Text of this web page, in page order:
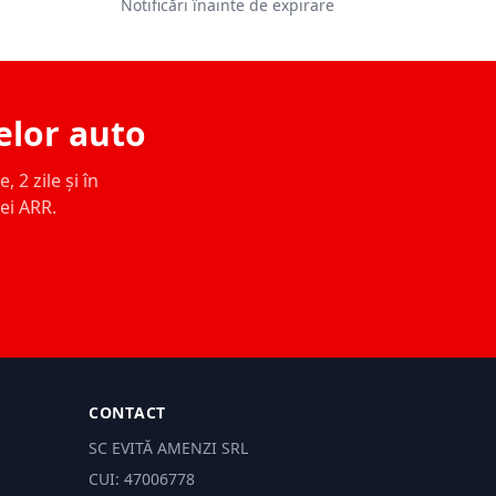
Notificări înainte de expirare
auto
2 zile și în
ARR.
CONTACT
SC EVITĂ AMENZI SRL
CUI: 47006778